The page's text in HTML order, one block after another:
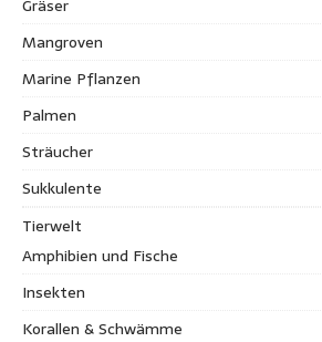
Gräser
Mangroven
Marine Pflanzen
Palmen
Sträucher
Sukkulente
Tierwelt
Amphibien und Fische
Insekten
Korallen & Schwämme